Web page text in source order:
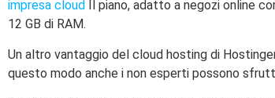
impresa cloud
Il piano, adatto a negozi online
12 GB di RAM.
Un altro vantaggio del cloud hosting di
questo modo anche i non esperti possono